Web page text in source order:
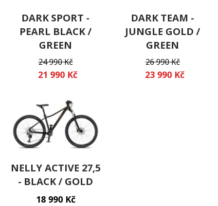
DARK SPORT -
PEARL BLACK /
GREEN
24 990 Kč
21 990 Kč
DARK TEAM -
JUNGLE GOLD /
GREEN
26 990 Kč
23 990 Kč
NELLY ACTIVE 27,5
- BLACK / GOLD
18 990 Kč